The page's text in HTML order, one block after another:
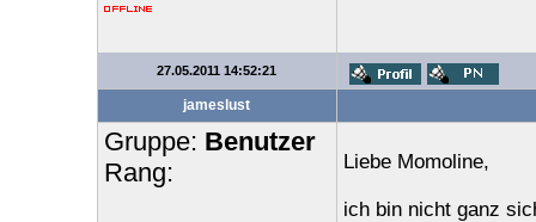
27.05.2011 14:52:21
jameslust
Gruppe: Benutzer
Rang:
Liebe Momoline,
ich bin nicht ganz